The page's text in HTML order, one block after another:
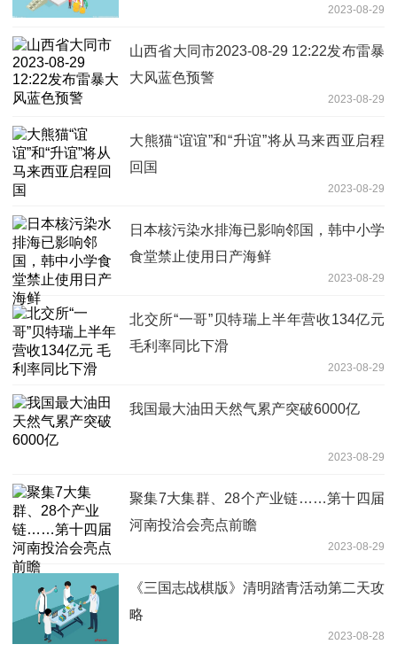
2023-08-29
山西省大同市2023-08-29 12:22发布雷暴
大风蓝色预警
2023-08-29
大熊猫“谊谊”和“升谊”将从马来西亚启程
回国
2023-08-29
日本核污染水排海已影响邻国，韩中小学
食堂禁止使用日产海鲜
2023-08-29
北交所“一哥”贝特瑞上半年营收134亿元
毛利率同比下滑
2023-08-29
我国最大油田天然气累产突破6000亿
2023-08-29
聚集7大集群、28个产业链……第十四届
河南投洽会亮点前瞻
2023-08-29
《三国志战棋版》清明踏青活动第二天攻
略
2023-08-28